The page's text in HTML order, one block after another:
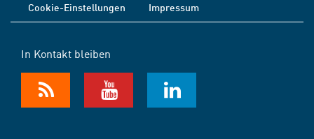
Cookie-Einstellungen
Impressum
In Kontakt bleiben